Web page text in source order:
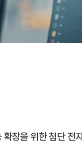
장을 위한 첨단